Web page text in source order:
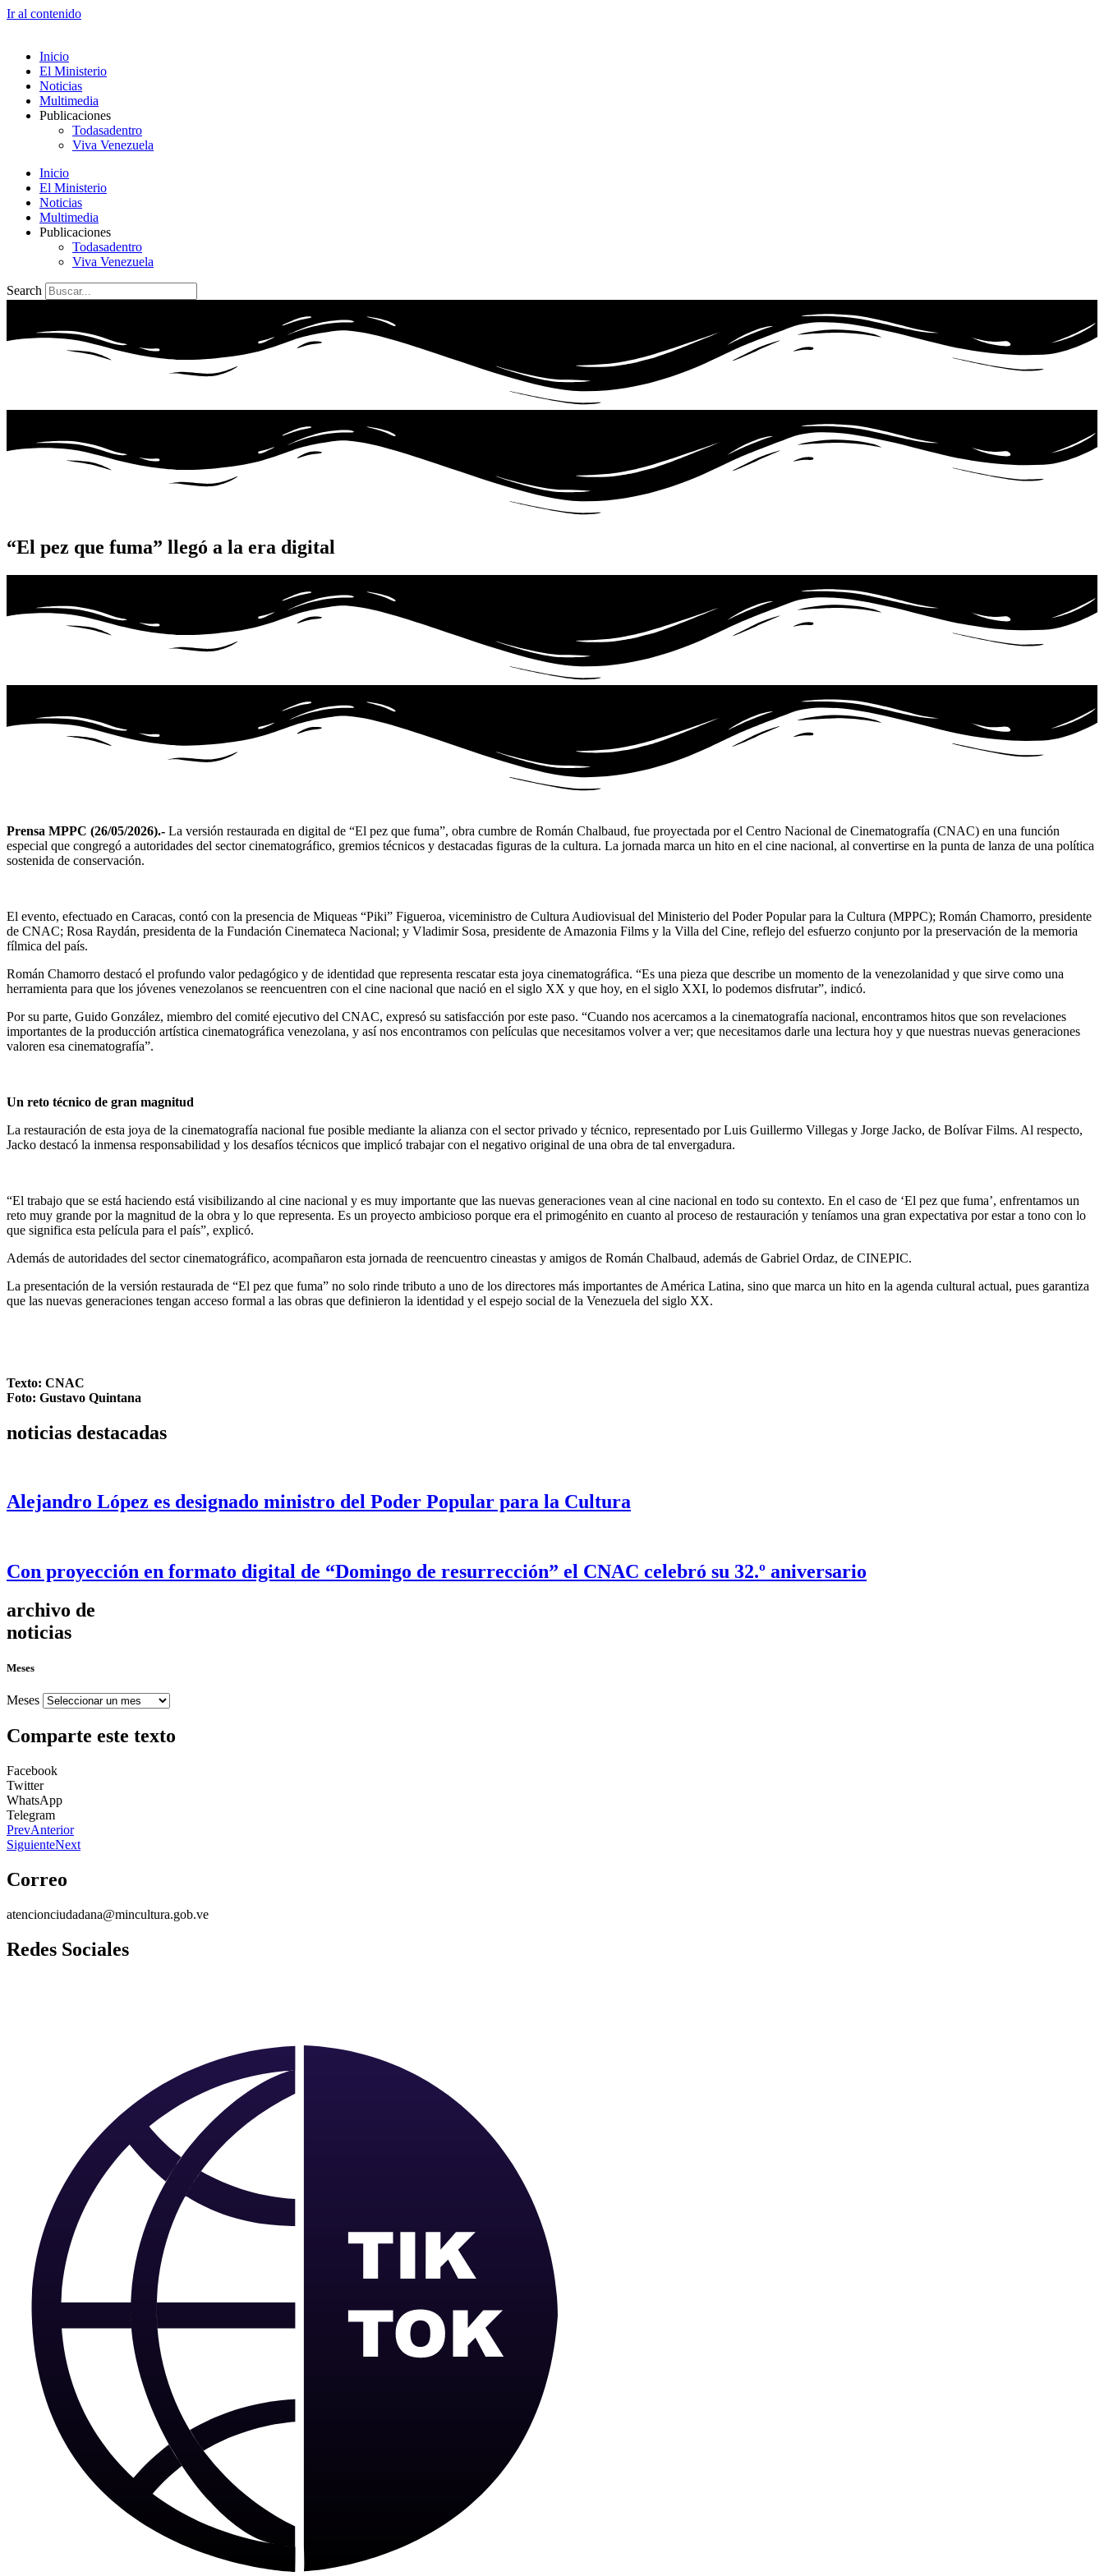
Ir al contenido
Inicio
El Ministerio
Noticias
Multimedia
Publicaciones
Todasadentro
Viva Venezuela
Inicio
El Ministerio
Noticias
Multimedia
Publicaciones
Todasadentro
Viva Venezuela
Search
“El pez que fuma” llegó a la era digital
Prensa MPPC (26/05/2026).- La versión restaurada en digital de “El pez que fuma”, obra cumbre de Román Chalbaud, fue proyectada por el Centro Nacional de Cinematografía (CNAC) en una función
especial que congregó a autoridades del sector cinematográfico, gremios técnicos y destacadas figuras de la cultura. La jornada marca un hito en el cine nacional, al convertirse en la punta de lanza de una política
sostenida de conservación.
El evento, efectuado en Caracas, contó con la presencia de Miqueas “Piki” Figueroa, viceministro de Cultura Audiovisual del Ministerio del Poder Popular para la Cultura (MPPC); Román Chamorro, presidente
de CNAC; Rosa Raydán, presidenta de la Fundación Cinemateca Nacional; y Vladimir Sosa, presidente de Amazonia Films y la Villa del Cine, reflejo del esfuerzo conjunto por la preservación de la memoria
fílmica del país.
Román Chamorro destacó el profundo valor pedagógico y de identidad que representa rescatar esta joya cinematográfica. “Es una pieza que describe un momento de la venezolanidad y que sirve como una
herramienta para que los jóvenes venezolanos se reencuentren con el cine nacional que nació en el siglo XX y que hoy, en el siglo XXI, lo podemos disfrutar”, indicó.
Por su parte, Guido González, miembro del comité ejecutivo del CNAC, expresó su satisfacción por este paso. “Cuando nos acercamos a la cinematografía nacional, encontramos hitos que son revelaciones
importantes de la producción artística cinematográfica venezolana, y así nos encontramos con películas que necesitamos volver a ver; que necesitamos darle una lectura hoy y que nuestras nuevas generaciones
valoren esa cinematografía”.
Un reto técnico de gran magnitud
La restauración de esta joya de la cinematografía nacional fue posible mediante la alianza con el sector privado y técnico, representado por Luis Guillermo Villegas y Jorge Jacko, de Bolívar Films. Al respecto,
Jacko destacó la inmensa responsabilidad y los desafíos técnicos que implicó trabajar con el negativo original de una obra de tal envergadura.
“El trabajo que se está haciendo está visibilizando al cine nacional y es muy importante que las nuevas generaciones vean al cine nacional en todo su contexto. En el caso de ‘El pez que fuma’, enfrentamos un
reto muy grande por la magnitud de la obra y lo que representa. Es un proyecto ambicioso porque era el primogénito en cuanto al proceso de restauración y teníamos una gran expectativa por estar a tono con lo
que significa esta película para el país”, explicó.
Además de autoridades del sector cinematográfico, acompañaron esta jornada de reencuentro cineastas y amigos de Román Chalbaud, además de Gabriel Ordaz, de CINEPIC.
La presentación de la versión restaurada de “El pez que fuma” no solo rinde tributo a uno de los directores más importantes de América Latina, sino que marca un hito en la agenda cultural actual, pues garantiza
que las nuevas generaciones tengan acceso formal a las obras que definieron la identidad y el espejo social de la Venezuela del siglo XX.
Texto: CNAC
Foto: Gustavo Quintana
noticias destacadas
Alejandro López es designado ministro del Poder Popular para la Cultura
Con proyección en formato digital de “Domingo de resurrección” el CNAC celebró su 32.º aniversario
archivo de
noticias
Meses
Meses
Comparte este texto
Facebook
Twitter
WhatsApp
Telegram
PrevAnterior
SiguienteNext
Correo
atencionciudadana@mincultura.gob.ve
Redes Sociales